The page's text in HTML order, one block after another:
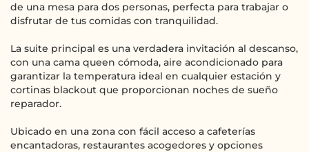
de una mesa para dos personas, perfecta para trabajar o
disfrutar de tus comidas con tranquilidad.
La suite principal es una verdadera invitación al descanso,
con una cama queen cómoda, aire acondicionado para
garantizar la temperatura ideal en cualquier estación y
cortinas blackout que proporcionan noches de sueño
reparador.
Ubicado en una zona con fácil acceso a cafeterías
encantadoras, restaurantes acogedores y opciones